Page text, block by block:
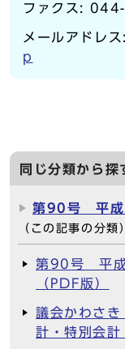
ファクス:
メールアドレ
p
同じ分類から探
第90号 平成
（この記事の分類
第90号 平
（PDF版）
議会かわさ
計・特別会計